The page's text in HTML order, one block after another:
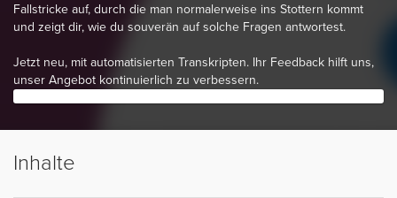
Fallstricke auf, durch die man normalerweise ins Stottern kommt
und zeigt dir, wie du souverän auf solche Fragen antwortest.
Jetzt neu, mit automatisierten Transkripten. Ihr Feedback hilft uns,
unser Angebot kontinuierlich zu verbessern.
Inhalte